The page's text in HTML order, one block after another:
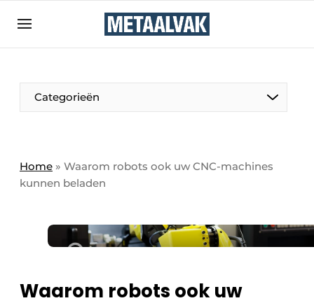
Bedrijven
Contact
Eigen content aanleveren
Evenement aanmelden
Meest gelezen
Categorieën
Home » Waarom robots ook uw CNC-machines
kunnen beladen
Waarom robots ook uw